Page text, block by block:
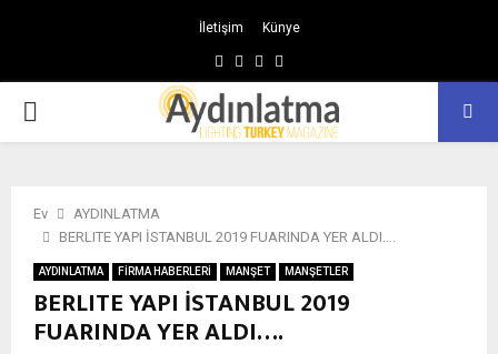
İletişim Künye
Facebook
Instagram
Linkedin
BIRINCIL
Ev
AYDINLATMA
BERLITE YAPI İSTANBUL 2019 FUARINDA YER ALDI….
AYDINLATMA FİRMA HABERLERİ MANŞET MANŞETLER
BERLITE YAPI İSTANBUL 2019
FUARINDA YER ALDI….